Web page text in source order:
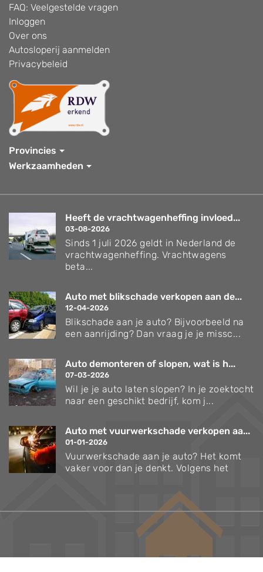
FAQ: Veelgestelde vragen
Inloggen
Over ons
Autosloperij aanmelden
Privacybeleid
Provincies
Werkzaamheden
Heeft de vrachtwagenheffing invloed...
03-08-2026
Sinds 1 juli 2026 geldt in Nederland de
vrachtwagenheffing. Vrachtwagens
beta...
Auto met blikschade verkopen aan de...
12-04-2026
Blikschade aan je auto? Bijvoorbeeld na
een aanrijding? Dan vraag je je missc...
Auto demonteren of slopen, wat is h...
07-03-2026
Wil je je auto laten slopen? In je zoektocht
naar een geschikt bedrijf, kom j...
Auto met vuurwerkschade verkopen aa...
01-01-2026
Vuurwerkschade aan je auto? Het komt
vaker voor dan je denkt. Volgens het